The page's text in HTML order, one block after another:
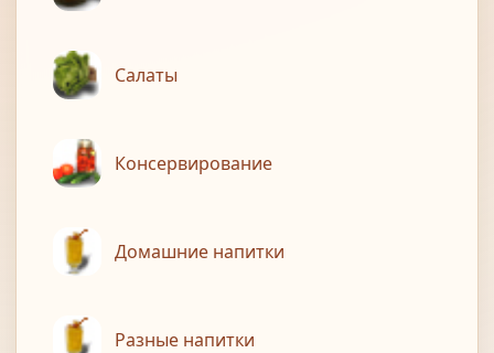
Салаты
Консервирование
Домашние напитки
Разные напитки